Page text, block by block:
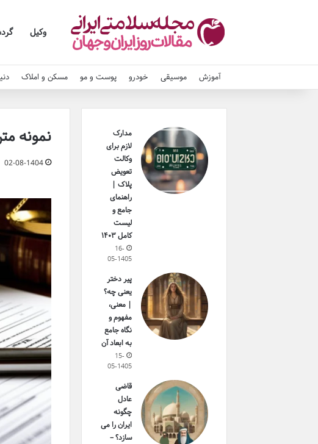
وکیل
آموزش موسیقی خودرو پوست و مو مسکن و املاک
نمونه
02-08-1404
مدارک
لازم برای
وکالت
تعویض
پلاک |
راهنمای
جامع و
لیست
کامل ۱۴۰۳
16-
05-1405
پیر دختر
یعنی چه؟
| معنی،
مفهوم و
نگاه جامع
به ابعاد آن
15-
05-1405
قاضی
عادل
چگونه
ایران را می
سازد؟ –